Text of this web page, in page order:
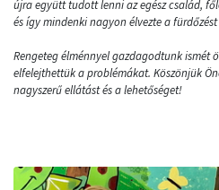
újra együtt tudott lenni az egész család,
és így mindenki nagyon élvezte a fürdőzést
Rengeteg élménnyel gazdagodtunk ismét
elfelejthettük a problémákat. Köszönjük
nagyszerű ellátást és a lehetőséget!